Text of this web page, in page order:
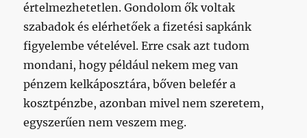
értelmezhetetlen. Gondolom ők voltak
szabadok és elérhetőek a fizetési sapkánk
figyelembe vételével. Erre csak azt tudom
mondani, hogy például nekem meg van
pénzem kelkáposztára, bőven belefér a
kosztpénzbe, azonban mivel nem szeretem,
egyszerűen nem veszem meg.